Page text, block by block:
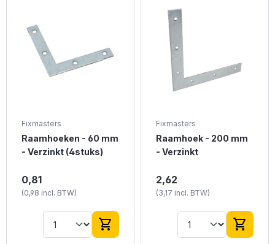
Fixmasters
Raamhoeken - 60 mm
- Verzinkt (4stuks)
Verzinkte raamhoeken
van 60 mm, ideaal voor
diverse
raamconstructies.
0,81
(0,98 incl. BTW)
shopping_cart
Fixmasters
Raamhoek - 200 mm
- Verzinkt
Verzinkte raamhoek
van 200 mm voor
robuuste
raamverbindingen.
2,62
(3,17 incl. BTW)
shopping_cart